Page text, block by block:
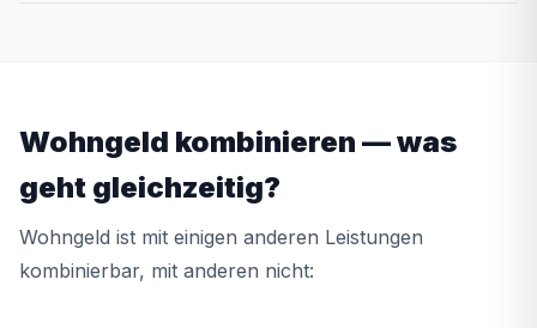
Wohngeld kombinieren — was
geht gleichzeitig?
Wohngeld ist mit einigen anderen Leistungen
kombinierbar, mit anderen nicht: